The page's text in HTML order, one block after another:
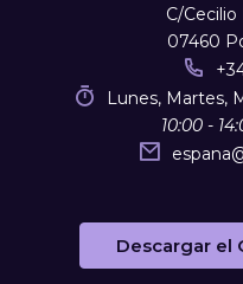
C/
07460
Lunes, Martes,
10:00 -
espana
Descargar el